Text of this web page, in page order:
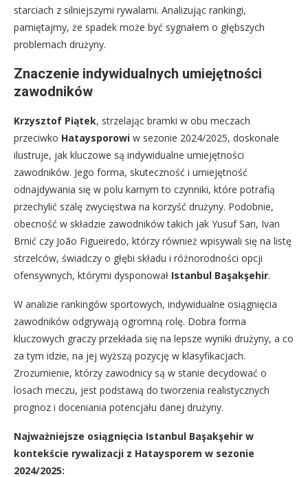
starciach z silniejszymi rywalami. Analizując rankingi,
pamiętajmy, że spadek może być sygnałem o głębszych
problemach drużyny.
Znaczenie indywidualnych umiejętności
zawodników
Krzysztof Piątek, strzelając bramki w obu meczach
przeciwko Hataysporowi w sezonie 2024/2025, doskonale
ilustruje, jak kluczowe są indywidualne umiejętności
zawodników. Jego forma, skuteczność i umiejętność
odnajdywania się w polu karnym to czynniki, które potrafią
przechylić szalę zwycięstwa na korzyść drużyny. Podobnie,
obecność w składzie zawodników takich jak Yusuf Sarı, Ivan
Brnić czy João Figueiredo, którzy również wpisywali się na listę
strzelców, świadczy o głębi składu i różnorodności opcji
ofensywnych, którymi dysponował Istanbul Başakşehir.
W analizie rankingów sportowych, indywidualne osiągnięcia
zawodników odgrywają ogromną rolę. Dobra forma
kluczowych graczy przekłada się na lepsze wyniki drużyny, a co
za tym idzie, na jej wyższą pozycję w klasyfikacjach.
Zrozumienie, którzy zawodnicy są w stanie decydować o
losach meczu, jest podstawą do tworzenia realistycznych
prognoz i doceniania potencjału danej drużyny.
Najważniejsze osiągnięcia Istanbul Başakşehir w
kontekście rywalizacji z Hataysporem w sezonie
2024/2025: